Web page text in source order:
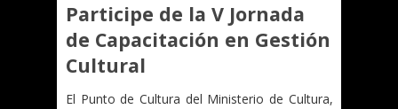
Participe de la V Jornada
de Capacitación en Gestión
Cultural
El Punto de Cultura del Ministerio de Cultura,